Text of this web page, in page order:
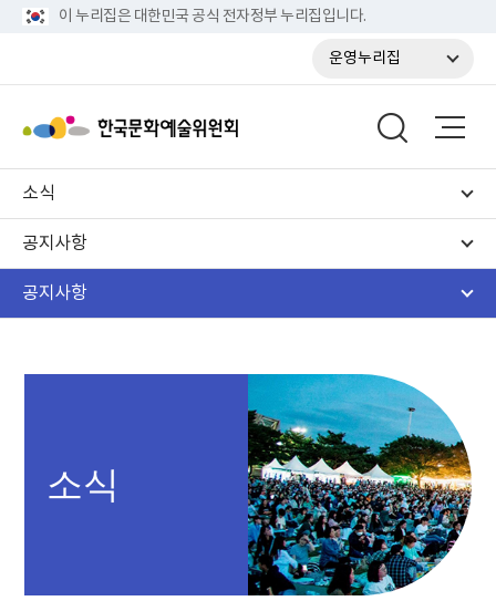
이 누리집은 대한민국 공식 전자정부 누리집입니다.
운영누리집
소식
공지사항
공지사항
소식